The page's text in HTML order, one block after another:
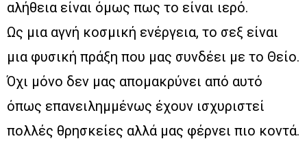
αλήθεια είναι όμως πως το είναι ιερό.
Ως μια αγνή κοσμική ενέργεια, το σεξ είναι
μια φυσική πράξη που μας συνδέει με το Θείο.
Όχι μόνο δεν μας απομακρύνει από αυτό
όπως επανειλημμένως έχουν ισχυριστεί
πολλές θρησκείες αλλά μας φέρνει πιο κοντά.